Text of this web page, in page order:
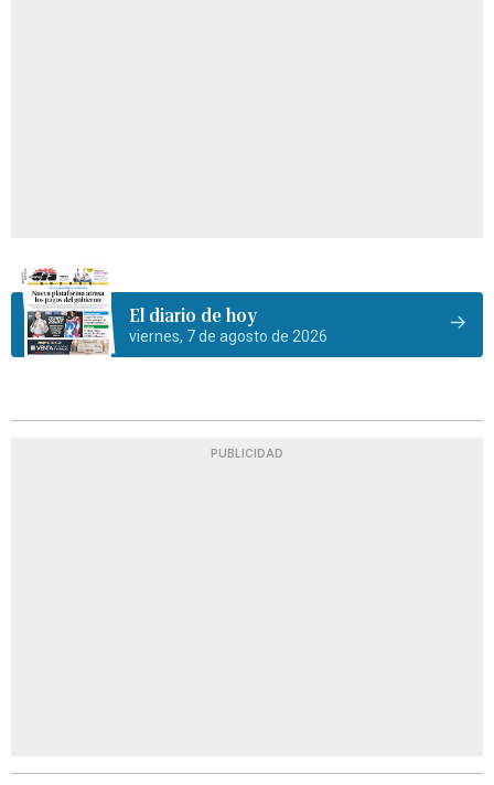
El diario de hoy
viernes, 7 de agosto de 2026
PUBLICIDAD